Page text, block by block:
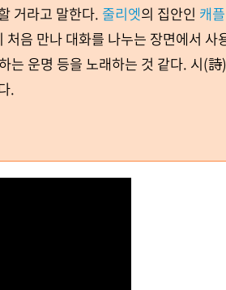
거라고 말한다. 줄리엣의 집안인 캐플
처음 만나 대화를 나누는 장면에서 사
는 운명 등을 노래하는 것 같다. 시(詩)
.